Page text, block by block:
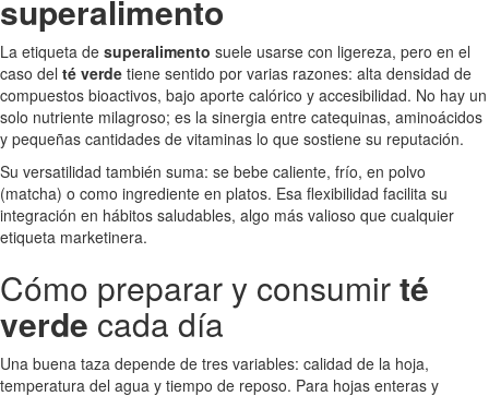
superalimento
La etiqueta de superalimento suele usarse con ligereza, pero en el
caso del té verde tiene sentido por varias razones: alta densidad de
compuestos bioactivos, bajo aporte calórico y accesibilidad. No hay un
solo nutriente milagroso; es la sinergia entre catequinas, aminoácidos
y pequeñas cantidades de vitaminas lo que sostiene su reputación.
Su versatilidad también suma: se bebe caliente, frío, en polvo
(matcha) o como ingrediente en platos. Esa flexibilidad facilita su
integración en hábitos saludables, algo más valioso que cualquier
etiqueta marketinera.
Cómo preparar y consumirté
verde cada día
Una buena taza depende de tres variables: calidad de la hoja,
temperatura del agua y tiempo de reposo. Para hojas enteras y